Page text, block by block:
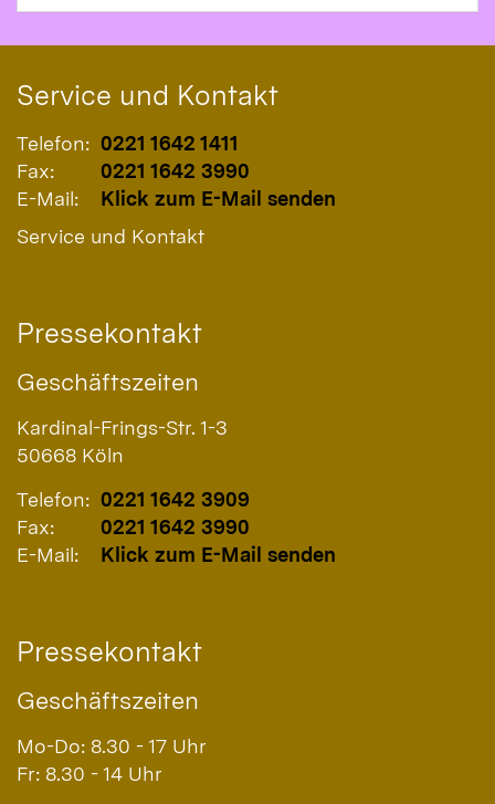
Service und Kontakt
Telefon: 0221 1642 1411
Fax:
0221 1642 3990
E-Mail:
Klick zum E-Mail senden
Service und Kontakt
Pressekontakt
Geschäftszeiten
Kardinal-Frings-Str. 1-3
50668 Köln
Telefon: 0221 1642 3909
Fax:
0221 1642 3990
E-Mail:
Klick zum E-Mail senden
Pressekontakt
Geschäftszeiten
Mo-Do: 8.30 - 17 Uhr
Fr: 8.30 - 14 Uhr